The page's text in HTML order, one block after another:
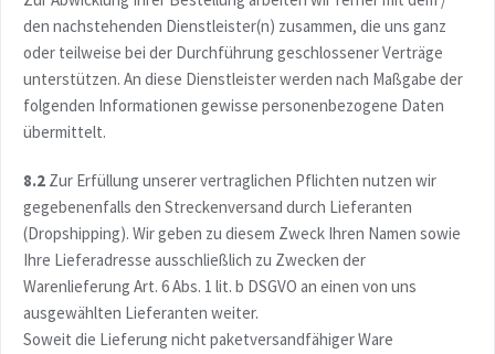
den nachstehenden Dienstleister(n) zusammen, die uns ganz
oder teilweise bei der Durchführung geschlossener Verträge
unterstützen. An diese Dienstleister werden nach Maßgabe der
folgenden Informationen gewisse personenbezogene Daten
übermittelt.
8.2 Zur Erfüllung unserer vertraglichen Pflichten nutzen wir
gegebenenfalls den Streckenversand durch Lieferanten
(Dropshipping). Wir geben zu diesem Zweck Ihren Namen sowie
Ihre Lieferadresse ausschließlich zu Zwecken der
Warenlieferung Art. 6 Abs. 1 lit. b DSGVO an einen von uns
ausgewählten Lieferanten weiter.
Soweit die Lieferung nicht paketversandfähiger Ware